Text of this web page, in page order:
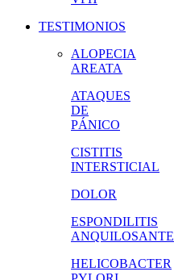
TESTIMONIOS
ALOPECIA
AREATA
ATAQUES
DE
PÁNICO
CISTITIS
INTERSTICIAL
DOLOR
ESPONDILITIS
ANQUILOSANTE
HELICOBACTER